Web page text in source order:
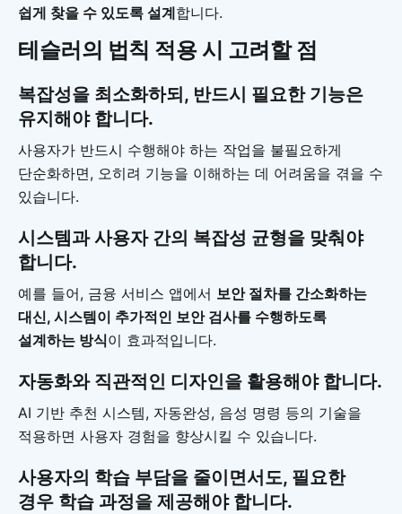
쉽게 찾을 수 있도록 설계합니다.
테슬러의 법칙 적용 시 고려할 점
복잡성을 최소화하되, 반드시 필요한 기능은
유지해야 합니다.
사용자가 반드시 수행해야 하는 작업을 불필요하게
단순화하면, 오히려 기능을 이해하는 데 어려움을 겪을 수
있습니다.
시스템과 사용자 간의 복잡성 균형을 맞춰야
합니다.
예를 들어, 금융 서비스 앱에서 보안 절차를 간소화하는
대신, 시스템이 추가적인 보안 검사를 수행하도록
설계하는 방식이 효과적입니다.
자동화와 직관적인 디자인을 활용해야 합니다.
AI 기반 추천 시스템, 자동완성, 음성 명령 등의 기술을
적용하면 사용자 경험을 향상시킬 수 있습니다.
사용자의 학습 부담을 줄이면서도, 필요한
경우 학습 과정을 제공해야 합니다.